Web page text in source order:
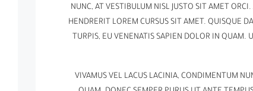
NUNC, AT VESTIBULUM NISL JUSTO SIT AMET
HENDRERIT LOREM CURSUS SIT AMET. QUISQUE
TURPIS, EU VENENATIS SAPIEN DOLOR IN QUAM.
VIVAMUS VEL LACUS LACINIA, CONDIMENTUM